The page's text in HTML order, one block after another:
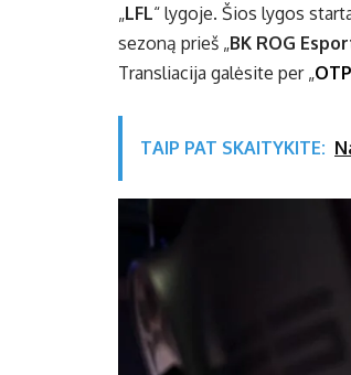
„LFL“ lygoje. Šios lygos
sezoną prieš „BK ROG
Transliacija galėsite per „
TAIP PAT SKAITYKITE: